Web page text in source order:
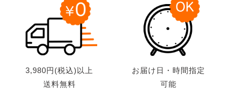
3,980円(税込)以上
送料無料
お届け日・時間指定
可能